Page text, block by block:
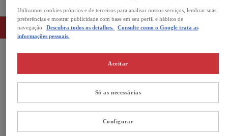
Lista Mapa
Kiwoko Elias Garcia
4,7
188 Avaliações
Fecha às 20:00
Av. Elias Garcia 78 1050-100 Lisboa
Utilizamos cookies próprios e de terceiros para analisar nossos serviços, lembrar suas
preferências e mostrar publicidade com base em seu perfil e hábitos de
navegação.
Descubra todos os detalhes.
Consulte como o Google trata as
informações pessoais.
Só as necessárias
Aceitar
Configurar